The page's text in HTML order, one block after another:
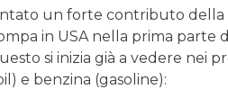
un forte contributo della
in USA nella prima parte
si inizia già a vedere nei
e benzina (gasoline):